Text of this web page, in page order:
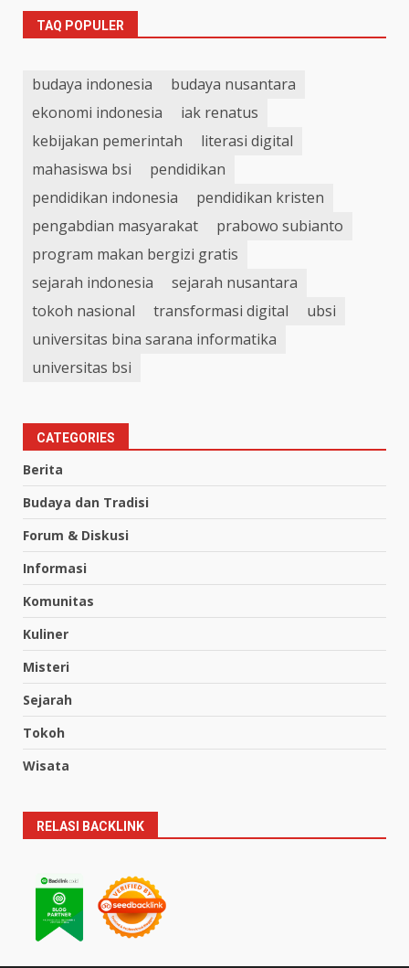
TAQ POPULER
budaya indonesia
budaya nusantara
ekonomi indonesia
iak renatus
kebijakan pemerintah
literasi digital
mahasiswa bsi
pendidikan
pendidikan indonesia
pendidikan kristen
pengabdian masyarakat
prabowo subianto
program makan bergizi gratis
sejarah indonesia
sejarah nusantara
tokoh nasional
transformasi digital
ubsi
universitas bina sarana informatika
universitas bsi
CATEGORIES
Berita
Budaya dan Tradisi
Forum & Diskusi
Informasi
Komunitas
Kuliner
Misteri
Sejarah
Tokoh
Wisata
RELASI BACKLINK